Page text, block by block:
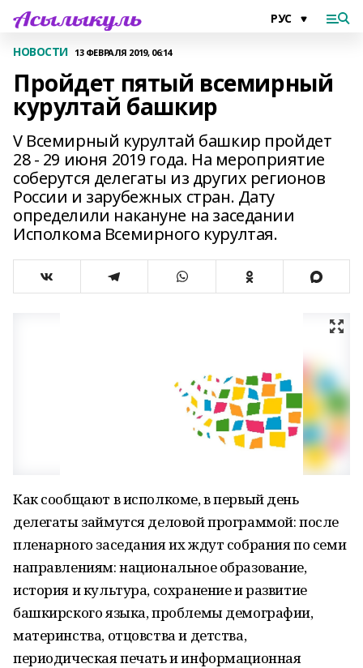
НОВОСТИ 13 ФЕВРАЛЯ 2019, 06:14
Пройдет пятый всемирный
курултай башкир
V Всемирный курултай башкир пройдет
28 - 29 июня 2019 года. На мероприятие
соберутся делегаты из других регионов
России и зарубежных стран. Дату
определили накануне на заседании
Исполкома Всемирного курултая.
Как сообщают в исполкоме, в первый день
делегаты займутся деловой программой: после
пленарного заседания их ждут собрания по семи
направлениям: национальное образование,
история и культура, сохранение и развитие
башкирского языка, проблемы демографии,
материнства, отцовства и детства,
периодическая печать и информационная